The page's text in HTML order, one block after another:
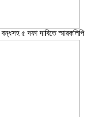
৫ দফা দাবিতে স্মারকলিপি